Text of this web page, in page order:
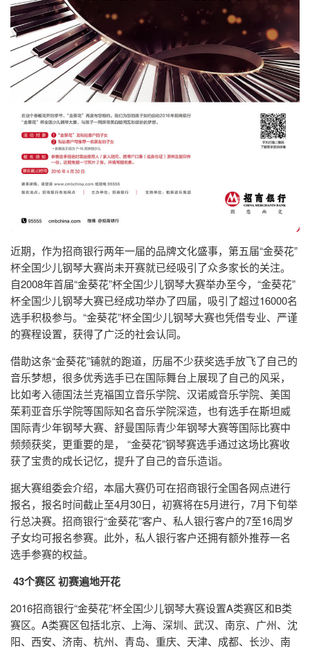
近期，作为招商银行两年一届的品牌文化盛事，第五届“金葵花”
杯全国少儿钢琴大赛尚未开赛就已经吸引了众多家长的关注。
自2008年首届“金葵花”杯全国少儿钢琴大赛举办至今，“金葵花”
杯全国少儿钢琴大赛已经成功举办了四届，吸引了超过16000名
选手积极参与。“金葵花”杯全国少儿钢琴大赛也凭借专业、严谨
的赛程设置，获得了广泛的社会认同。
借助这条“金葵花”铺就的跑道，历届不少获奖选手放飞了自己的
音乐梦想，很多优秀选手已在国际舞台上展现了自己的风采，
比如考入德国法兰克福国立音乐学院、汉诺威音乐学院、美国
茱莉亚音乐学院等国际知名音乐学院深造，也有选手在斯坦威
国际青少年钢琴大赛、舒曼国际青少年钢琴大赛等国际比赛中
频频获奖，更重要的是， “金葵花”钢琴赛选手通过这场比赛收
获了宝贵的成长记忆，提升了自己的音乐造诣。
据大赛组委会介绍，本届大赛仍可在招商银行全国各网点进行
报名，报名时间截止至4月30日，初赛将在5月进行，7月下旬举
行总决赛。招商银行“金葵花”客户、私人银行客户的7至16周岁
子女均可报名参赛。此外，私人银行客户还拥有额外推荐一名
选手参赛的权益。
43个赛区 初赛遍地开花
2016招商银行“金葵花”杯全国少儿钢琴大赛设置A类赛区和B类
赛区。A类赛区包括北京、上海、深圳、武汉、南京、广州、沈
阳、西安、济南、杭州、青岛、重庆、天津、成都、长沙、南